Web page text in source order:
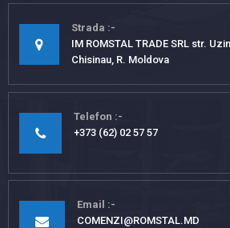
Strada
IM ROMSTAL TRADE SRL str.
Chisinau, R. Moldova
Telefon
+373 (62) 02 57 57
Email
COMENZI@ROMSTAL.MD